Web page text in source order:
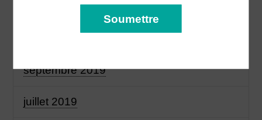
novembre 2019
septembre 2019
juillet 2019